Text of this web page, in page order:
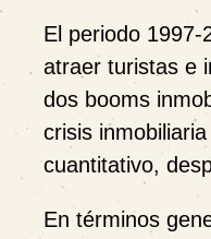
El periodo
atraer turistas e
dos booms
crisis
cuantitativo,
En términos